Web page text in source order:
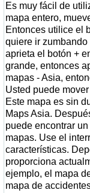
Es muy fácil de
mapa entero,
Entonces utilice el
quiere ir
aprieta el botón +
grande, entonces
mapas - Asia,
Usted puede
Este mapa es sin
Maps Asia.
puede encontrar
mapas. Use el
características.
proporciona
ejemplo, el mapa
mapa de